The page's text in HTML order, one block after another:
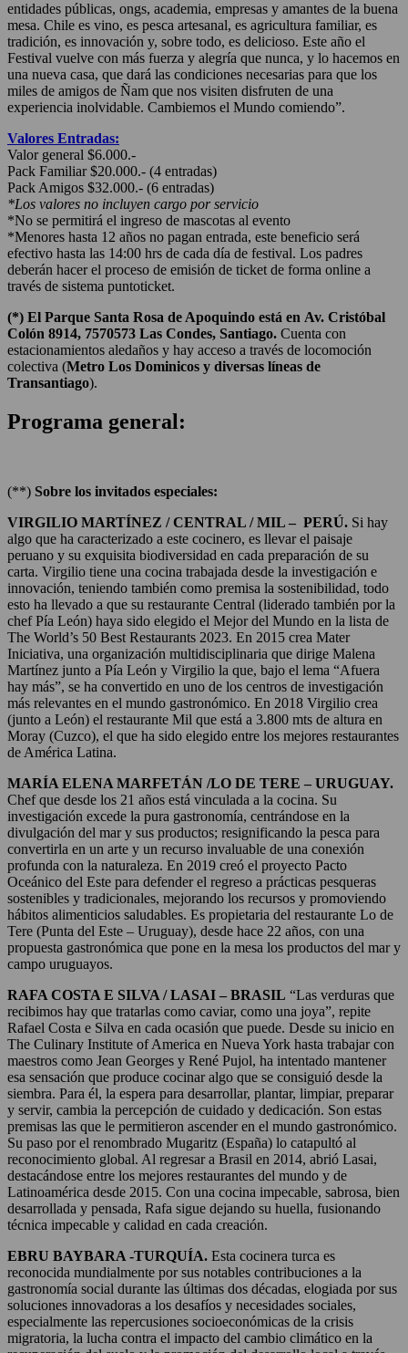
entidades públicas, ongs, academia, empresas y amantes de la buena
mesa. Chile es vino, es pesca artesanal, es agricultura familiar, es
tradición, es innovación y, sobre todo, es delicioso. Este año el
Festival vuelve con más fuerza y alegría que nunca, y lo hacemos en
una nueva casa, que dará las condiciones necesarias para que los
miles de amigos de Ñam que nos visiten disfruten de una
experiencia inolvidable. Cambiemos el Mundo comiendo”.
Valores Entradas:
Valor general $6.000.-
Pack Familiar $20.000.- (4 entradas)
Pack Amigos $32.000.- (6 entradas)
*Los valores no incluyen cargo por servicio
*No se permitirá el ingreso de mascotas al evento
*Menores hasta 12 años no pagan entrada, este beneficio será
efectivo hasta las 14:00 hrs de cada día de festival. Los padres
deberán hacer el proceso de emisión de ticket de forma online a
través de sistema puntoticket.
(*) El Parque Santa Rosa de Apoquindo está en Av. Cristóbal
Colón 8914, 7570573 Las Condes, Santiago. Cuenta con
estacionamientos aledaños y hay acceso a través de locomoción
colectiva (Metro Los Dominicos y diversas líneas de
Transantiago).
Programa general:
(**) Sobre los invitados especiales:
VIRGILIO MARTÍNEZ / CENTRAL / MIL – PERÚ. Si hay
algo que ha caracterizado a este cocinero, es llevar el paisaje
peruano y su exquisita biodiversidad en cada preparación de su
carta. Virgilio tiene una cocina trabajada desde la investigación e
innovación, teniendo también como premisa la sostenibilidad, todo
esto ha llevado a que su restaurante Central (liderado también por la
chef Pía León) haya sido elegido el Mejor del Mundo en la lista de
The World’s 50 Best Restaurants 2023. En 2015 crea Mater
Iniciativa, una organización multidisciplinaria que dirige Malena
Martínez junto a Pía León y Virgilio la que, bajo el lema “Afuera
hay más”, se ha convertido en uno de los centros de investigación
más relevantes en el mundo gastronómico. En 2018 Virgilio crea
(junto a León) el restaurante Mil que está a 3.800 mts de altura en
Moray (Cuzco), el que ha sido elegido entre los mejores restaurantes
de América Latina.
MARÍA ELENA MARFETÁN /LO DE TERE – URUGUAY.
Chef que desde los 21 años está vinculada a la cocina. Su
investigación excede la pura gastronomía, centrándose en la
divulgación del mar y sus productos; resignificando la pesca para
convertirla en un arte y un recurso invaluable de una conexión
profunda con la naturaleza. En 2019 creó el proyecto Pacto
Oceánico del Este para defender el regreso a prácticas pesqueras
sostenibles y tradicionales, mejorando los recursos y promoviendo
hábitos alimenticios saludables. Es propietaria del restaurante Lo de
Tere (Punta del Este – Uruguay), desde hace 22 años, con una
propuesta gastronómica que pone en la mesa los productos del mar y
campo uruguayos.
RAFA COSTA E SILVA / LASAI – BRASIL “Las verduras que
recibimos hay que tratarlas como caviar, como una joya”, repite
Rafael Costa e Silva en cada ocasión que puede. Desde su inicio en
The Culinary Institute of America en Nueva York hasta trabajar con
maestros como Jean Georges y René Pujol, ha intentado mantener
esa sensación que produce cocinar algo que se consiguió desde la
siembra. Para él, la espera para desarrollar, plantar, limpiar, preparar
y servir, cambia la percepción de cuidado y dedicación. Son estas
premisas las que le permitieron ascender en el mundo gastronómico.
Su paso por el renombrado Mugaritz (España) lo catapultó al
reconocimiento global. Al regresar a Brasil en 2014, abrió Lasai,
destacándose entre los mejores restaurantes del mundo y de
Latinoamérica desde 2015. Con una cocina impecable, sabrosa, bien
desarrollada y pensada, Rafa sigue dejando su huella, fusionando
técnica impecable y calidad en cada creación.
EBRU BAYBARA -TURQUÍA. Esta cocinera turca es
reconocida mundialmente por sus notables contribuciones a la
gastronomía social durante las últimas dos décadas, elogiada por sus
soluciones innovadoras a los desafíos y necesidades sociales,
especialmente las repercusiones socioeconómicas de la crisis
migratoria, la lucha contra el impacto del cambio climático en la